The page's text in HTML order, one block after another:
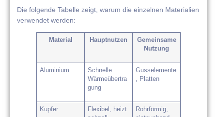
Die folgende Tabelle zeigt, warum die einzelnen Materialien
verwendet werden:
Material Hauptnutzen
Gemeinsame
Nutzung
Aluminium
Schnelle
Wärmeübertra
gung
Gusselemente
, Platten
Kupfer
Flexibel, heizt
Rohrförmig,